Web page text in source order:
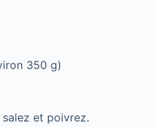
350 g)
et poivrez.